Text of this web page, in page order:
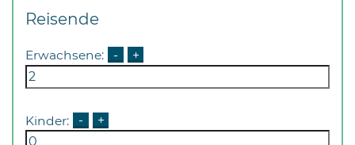
Reisende
Erwachsene: - +
Kinder: - +